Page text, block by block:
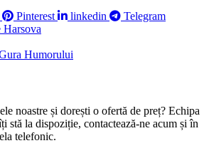
Pinterest linkedin
Telegram
Humorului
noastre și dorești o ofertă de preț? Echipa
stă la dispoziție, contactează-ne acum și în
telefonic.